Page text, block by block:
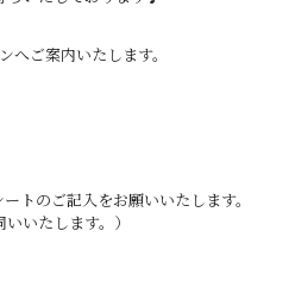
へご案内いたします。
トのご記入をお願いいたします。
いたします。）